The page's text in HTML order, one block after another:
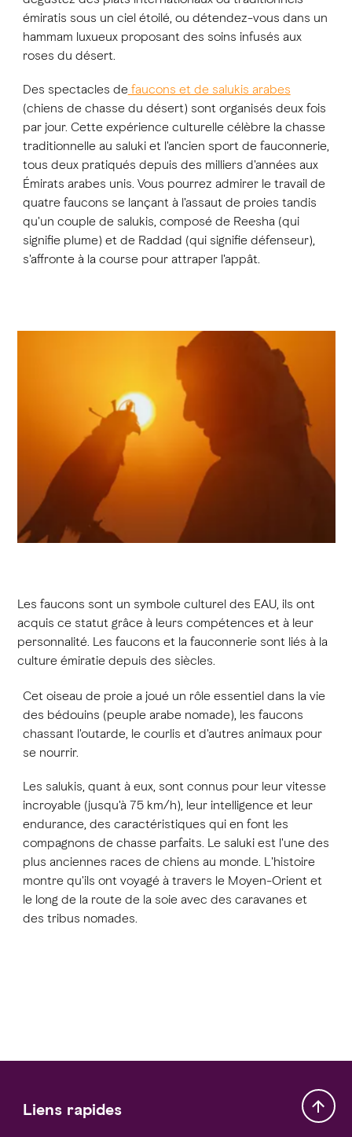
émiratis sous un ciel étoilé, ou détendez-vous dans un
hammam luxueux proposant des soins infusés aux
roses du désert.
Des spectacles defaucons et de salukis arabes
(chiens de chasse du désert) sont organisés deux fois
par jour. Cette expérience culturelle célèbre la chasse
traditionnelle au saluki et l'ancien sport de fauconnerie,
tous deux pratiqués depuis des milliers d'années aux
Émirats arabes unis. Vous pourrez admirer le travail de
quatre faucons se lançant à l'assaut de proies tandis
qu'un couple de salukis, composé de Reesha (qui
signifie plume) et de Raddad (qui signifie défenseur),
s'affronte à la course pour attraper l'appât.
Les faucons sont un symbole culturel des EAU, ils ont
acquis ce statut grâce à leurs compétences et à leur
personnalité. Les faucons et la fauconnerie sont liés à la
culture émiratie depuis des siècles.
Cet oiseau de proie a joué un rôle essentiel dans la vie
des bédouins (peuple arabe nomade), les faucons
chassant l'outarde, le courlis et d'autres animaux pour
se nourrir.
Les salukis, quant à eux, sont connus pour leur vitesse
incroyable (jusqu'à 75 km/h), leur intelligence et leur
endurance, des caractéristiques qui en font les
compagnons de chasse parfaits. Le saluki est l'une des
plus anciennes races de chiens au monde. L'histoire
montre qu'ils ont voyagé à travers le Moyen-Orient et
le long de la route de la soie avec des caravanes et
des tribus nomades.
Liens rapides